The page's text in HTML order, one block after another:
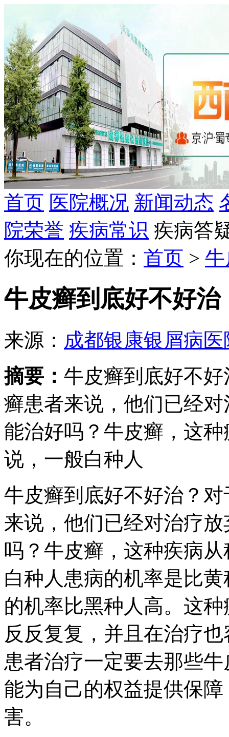
首页 医院概况 新闻动态
院荣誉 疾病常识 疾病答
你现在的位置： 首页 >
牛皮癣到底好不好治
来源： 成都银康银屑病医
摘要： 牛皮癣到底好不
癣患者来说，他们已经
能治好吗？牛皮癣，这
说，一般白种人
牛皮癣到底好不好治？
来说，他们已经对治疗
吗？牛皮癣，这种疾病
白种人患病的机率是比
的机率比黑种人高。这
反反复复，并且在治疗
患者治疗一定要去那些
能为自己的权益提供保
害。